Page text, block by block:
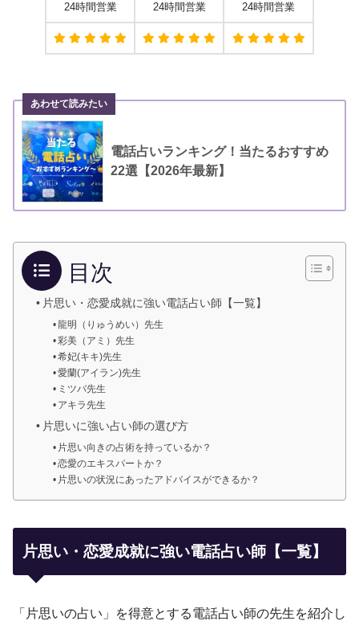
24時間営業 24時間営業 24時間営業
電話占いランキング！当たるおすすめ
22選【2026年最新】
目次
片思い・恋愛成就に強い電話占い師【一覧】
龍明（りゅうめい）先生
彩美（アミ）先生
希妃(キキ)先生
愛蘭(アイラン)先生
ミツバ先生
アキラ先生
片思いに強い占い師の選び方
片思い向きの占術を持っているか？
恋愛のエキスパートか？
片思いの状況にあったアドバイスができるか？
片思い・恋愛成就に強い電話占い師【一覧】
「片思いの占い」を得意とする電話占い師の先生を紹介し